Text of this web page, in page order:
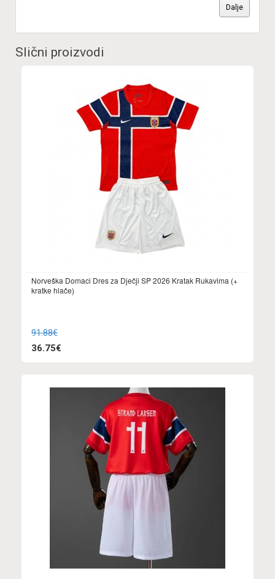
Dalje
Slični proizvodi
Norveška Domaci Dres za Dječji SP 2026 Kratak Rukavima (+
kratke hlače)
91.88€
36.75€